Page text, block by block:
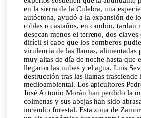
en la sierra de la Culebra, una
autóctona, ayudó a la expansión de
robles o castaños, en cambio, tardan
desecan menos el terreno, dos
difícil si cabe que los bomberos
virulencia de las llamas, alimentadas
muy altas de día de noche hasta que
llegaron las nubes y el agua. Luis
destrucción tras las llamas trasciende
medioambiental. Los apicultores
José Antonio Morán han perdido la
colmenas y sus abejas han sido
incendio forestal. Esta zona de